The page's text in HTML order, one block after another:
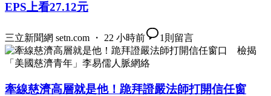
EPS上看27.12元
三立新聞網 setn.com ・ 22 小時前 1 則留言
牽線慈濟高層就是他！跪拜證嚴法師打開信任窗